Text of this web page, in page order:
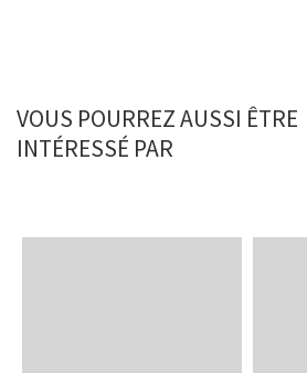
VOUS POURREZ AUSSI ÊTRE
INTÉRESSÉ PAR